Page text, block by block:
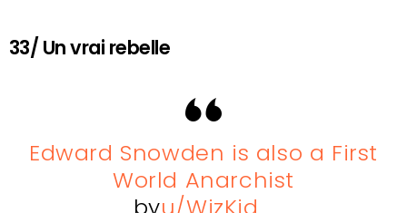
33/ Un vrai rebelle
Edward Snowden is also a First
World Anarchist